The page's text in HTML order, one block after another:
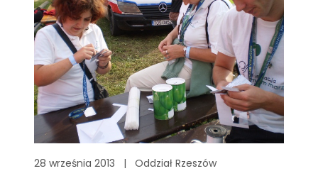
28 września 2013 | Oddział Rzeszów